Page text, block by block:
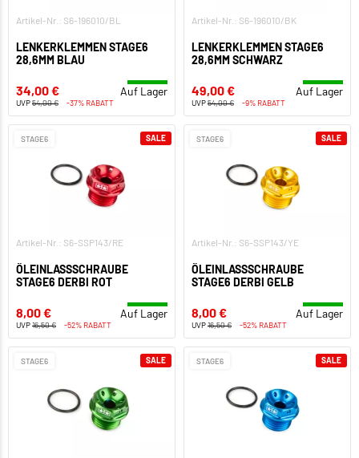
Artikel-Nr.: S6-196010/BL
LENKERKLEMMEN STAGE6
28,6MM BLAU
34,00 € Auf Lager
UVP54,00 € -37% RABATT
Artikel-Nr.: S6-196010/BK
LENKERKLEMMEN STAGE6
28,6MM SCHWARZ
49,00 € Auf Lager
UVP54,00 € -9% RABATT
STAGE6
Artikel-Nr.: S6-SSP143/RE
ÖLEINLASSSCHRAUBE
STAGE6 DERBI ROT
8,00 € Auf Lager
UVP16,50 € -52% RABATT
SALE STAGE6
Artikel-Nr.: S6-SSP143/YE
ÖLEINLASSSCHRAUBE
STAGE6 DERBI GELB
8,00 € Auf Lager
UVP16,50 € -52% RABATT
SALE
STAGE6 SALE STAGE6 SALE